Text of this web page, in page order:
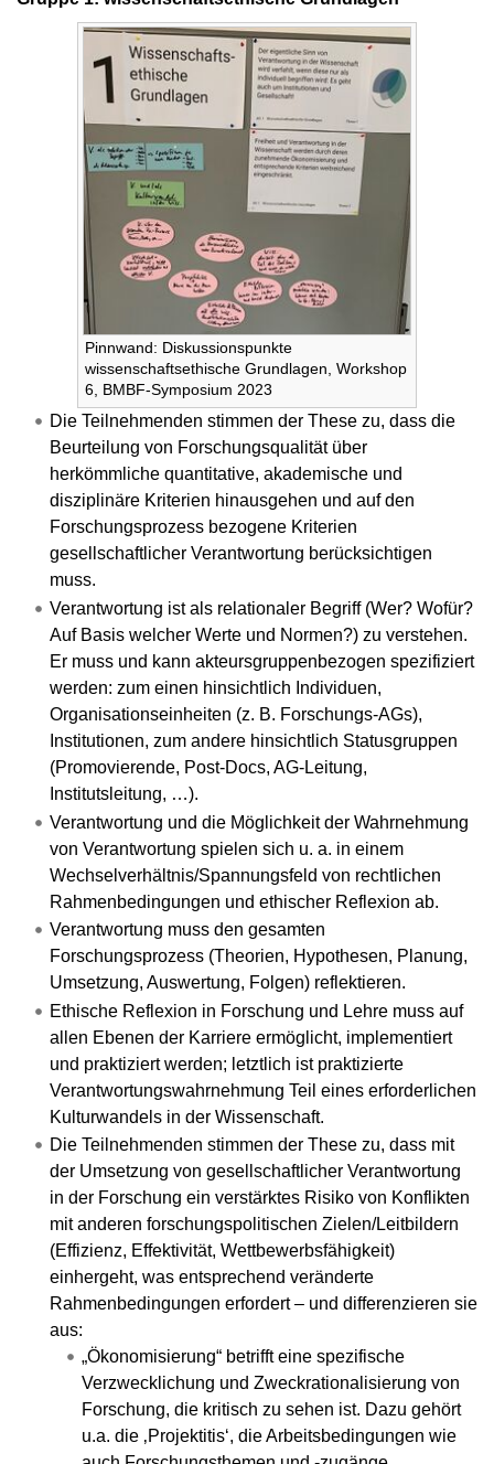
Pinnwand: Diskussionspunkte
wissenschaftsethische Grundlagen, Workshop
6, BMBF-Symposium 2023
Die Teilnehmenden stimmen der These zu, dass die
Beurteilung von Forschungsqualität über
herkömmliche quantitative, akademische und
disziplinäre Kriterien hinausgehen und auf den
Forschungsprozess bezogene Kriterien
gesellschaftlicher Verantwortung berücksichtigen
muss.
Verantwortung ist als relationaler Begriff (Wer? Wofür?
Auf Basis welcher Werte und Normen?) zu verstehen.
Er muss und kann akteursgruppenbezogen spezifiziert
werden: zum einen hinsichtlich Individuen,
Organisationseinheiten (z. B. Forschungs-AGs),
Institutionen, zum andere hinsichtlich Statusgruppen
(Promovierende, Post-Docs, AG-Leitung,
Institutsleitung, …).
Verantwortung und die Möglichkeit der Wahrnehmung
von Verantwortung spielen sich u. a. in einem
Wechselverhältnis/Spannungsfeld von rechtlichen
Rahmenbedingungen und ethischer Reflexion ab.
Verantwortung muss den gesamten
Forschungsprozess (Theorien, Hypothesen, Planung,
Umsetzung, Auswertung, Folgen) reflektieren.
Ethische Reflexion in Forschung und Lehre muss auf
allen Ebenen der Karriere ermöglicht, implementiert
und praktiziert werden; letztlich ist praktizierte
Verantwortungswahrnehmung Teil eines erforderlichen
Kulturwandels in der Wissenschaft.
Die Teilnehmenden stimmen der These zu, dass mit
der Umsetzung von gesellschaftlicher Verantwortung
in der Forschung ein verstärktes Risiko von Konflikten
mit anderen forschungspolitischen Zielen/Leitbildern
(Effizienz, Effektivität, Wettbewerbsfähigkeit)
einhergeht, was entsprechend veränderte
Rahmenbedingungen erfordert – und differenzieren sie
aus:
„Ökonomisierung“ betrifft eine spezifische
Verzwecklichung und Zweckrationalisierung von
Forschung, die kritisch zu sehen ist. Dazu gehört
u.a. die ‚Projektitis‘, die Arbeitsbedingungen wie